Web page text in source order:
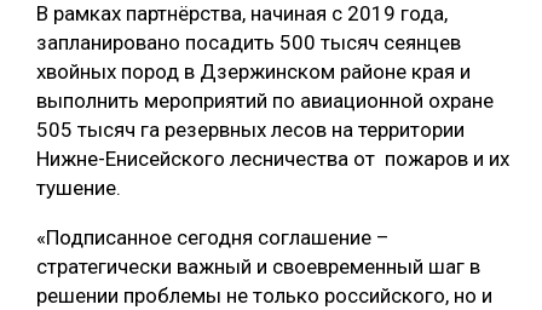
КОМПЛЕКСНАЯ ПЕРЕРАБОТКА
ЛЕСОПИЛЕНИЕ
ДЕРЕВЯННОЕ ДОМОСТРОЕНИЕ
БЕЗОПАСНОЕ ПРОИЗВОДСТВО
СОРТИРОВКА ДРЕВЕСИНЫ
СУШКА ДРЕВЕСИНЫ
МЕБЕЛЬНОЕ ПРОИЗВОДСТВО
В рамках партнёрства, начиная с 2019 года,
запланировано посадить 500 тысяч сеянцев
хвойных пород в Дзержинском районе края и
выполнить мероприятий по авиационной охране
505 тысяч га резервных лесов на территории
Нижне-Енисейского лесничества от пожаров и их
тушение.
«Подписанное сегодня соглашение –
стратегически важный и своевременный шаг в
решении проблемы не только российского, но и